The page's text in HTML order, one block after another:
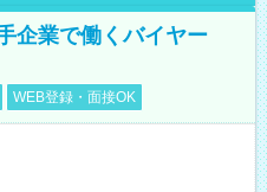
企業で働くバイヤー
WEB登録・面接OK